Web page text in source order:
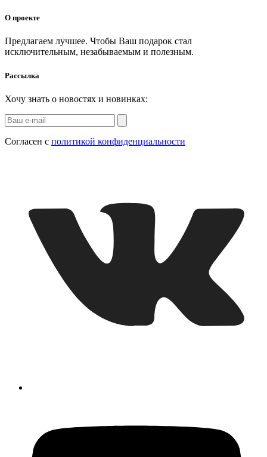
О проекте
Предлагаем лучшее. Чтобы Ваш подарок стал
исключительным, незабываемым и полезным.
Рассылка
Хочу знать о новостях и новинках:
Согласен с политикой конфиденциальности